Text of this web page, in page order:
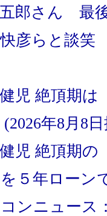
郎さん 最
快彦らと談
児 絶頂期は
年8月8
児 絶頂期の
を５年ローン
ンニュース